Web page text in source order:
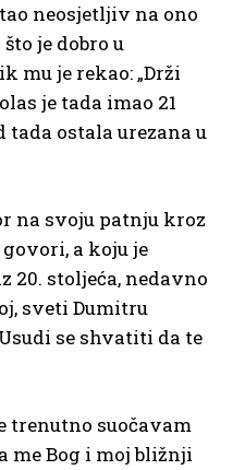
neosjetljiv na ono
je dobro u
mu je rekao: „Drži
je tada imao 21
tada ostala urezana u
na svoju patnju kroz
a koju je
20. stoljeća, nedavno
sveti Dumitru
se shvatiti da te
trenutno suočavam
Bog i moj bližnji